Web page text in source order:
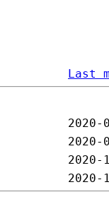
Last